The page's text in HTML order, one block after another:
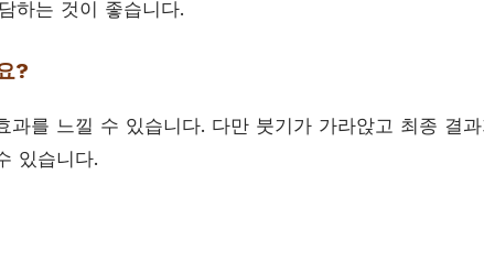
하는 것이 좋습니다.
?
과를 느낄 수 있습니다. 다만 붓기가 가라앉고 최종 결
있습니다.